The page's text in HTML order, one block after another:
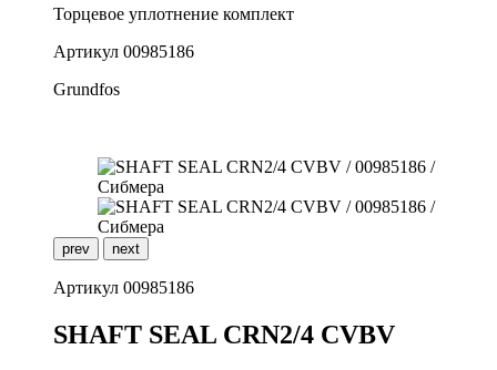
Торцевое уплотнение комплект
Артикул 00985186
Grundfos
prev next
Артикул 00985186
SHAFT SEAL CRN2/4 CVBV